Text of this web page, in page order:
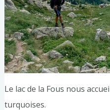
Le lac de la Fous nous
turquoises.